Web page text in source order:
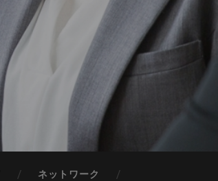
ネットワーク